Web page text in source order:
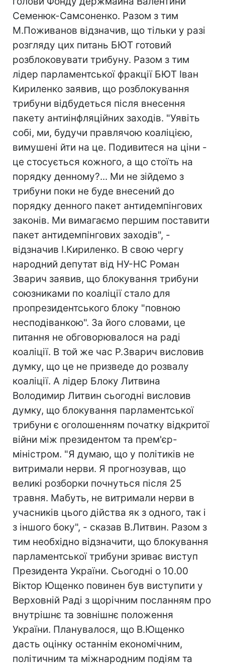
Семенюк-Самсоненко. Разом з тим
М.Поживанов відзначив, що тільки у разі
розгляду цих питань БЮТ готовий
розблоковувати трибуну. Разом з тим
лідер парламентської фракції БЮТ Іван
Кириленко заявив, що розблокування
трибуни відбудеться після внесення
пакету антиінфляційних заходів. "Уявіть
собі, ми, будучи правлячою коаліцією,
вимушені йти на це. Подивитеся на ціни -
це стосується кожного, а що стоїть на
порядку денному?... Ми не зійдемо з
трибуни поки не буде внесений до
порядку денного пакет антидемпінгових
законів. Ми вимагаємо першим поставити
пакет антидемпінгових заходів", -
відзначив І.Кириленко. В свою чергу
народний депутат від НУ-НС Роман
Зварич заявив, що блокування трибуни
союзниками по коаліції стало для
пропрезидентського блоку "повною
несподіванкою". За його словами, це
питання не обговорювалося на раді
коаліції. В той же час Р.Зварич висловив
думку, що це не призведе до розвалу
коаліції. А лідер Блоку Литвина
Володимир Литвин сьогодні висловив
думку, що блокування парламентської
трибуни є оголошенням початку відкритої
війни між президентом та прем'єр-
міністром. "Я думаю, що у політиків не
витримали нерви. Я прогнозував, що
великі розборки почнуться після 25
травня. Мабуть, не витримали нерви в
учасників цього дійства як з одного, так і
з іншого боку", - сказав В.Литвин. Разом з
тим необхідно відзначити, що блокування
парламентської трибуни зриває виступ
Президента України. Сьогодні о 10.00
Віктор Ющенко повинен був виступити у
Верховній Раді з щорічним посланням про
внутрішнє та зовнішнє положення
України. Планувалося, що В.Ющенко
дасть оцінку останнім економічним,
політичним та міжнародним подіям та